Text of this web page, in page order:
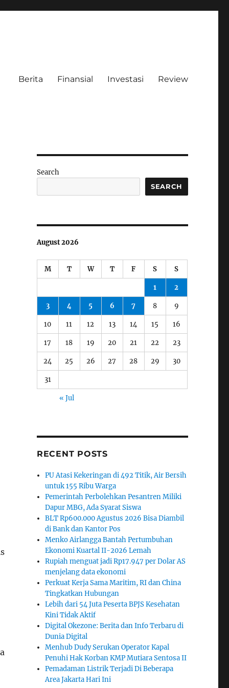
Berita Finansial Investasi Review
Search
SEARCH
August 2026
M T W T F S S
1 2
3 4 5 6 7 8 9
10 11 12 13 14 15 16
17 18 19 20 21 22 23
24 25 26 27 28 29 30
31
« Jul
RECENT POSTS
PU Atasi Kekeringan di 492 Titik, Air Bersih
untuk 155 Ribu Warga
Pemerintah Perbolehkan Pesantren Miliki
Dapur MBG, Ada Syarat Siswa
BLT Rp600.000 Agustus 2026 Bisa Diambil
di Bank dan Kantor Pos
Menko Airlangga Bantah Pertumbuhan
Ekonomi Kuartal II-2026 Lemah
Rupiah menguat jadi Rp17.947 per Dolar AS
menjelang data ekonomi
Perkuat Kerja Sama Maritim, RI dan China
Tingkatkan Hubungan
Lebih dari 54 Juta Peserta BPJS Kesehatan
Kini Tidak Aktif
Digital Okezone: Berita dan Info Terbaru di
Dunia Digital
Menhub Dudy Serukan Operator Kapal
Penuhi Hak Korban KMP Mutiara Sentosa II
Pemadaman Listrik Terjadi Di Beberapa
Area Jakarta Hari Ini